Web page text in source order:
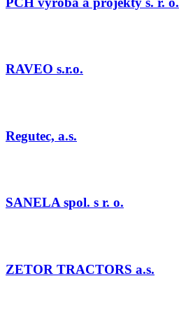
RAVEO s.r.o.
Regutec, a.s.
SANELA spol. s r. o.
ZETOR TRACTORS a.s.